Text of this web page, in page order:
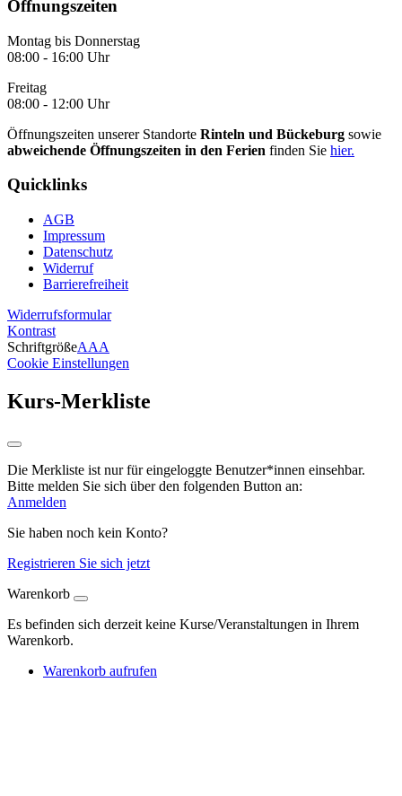
Öffnungszeiten
Montag bis Donnerstag
08:00 - 16:00 Uhr
Freitag
08:00 - 12:00 Uhr
Öffnungszeiten unserer Standorte Rinteln und Bückeburg sowie
abweichende Öffnungszeiten in den Ferien finden Sie hier.
Quicklinks
AGB
Impressum
Datenschutz
Widerruf
Barrierefreiheit
Widerrufsformular
Kontrast
SchriftgrößeAAA
Cookie Einstellungen
Kurs-Merkliste
Die Merkliste ist nur für eingeloggte Benutzer*innen einsehbar.
Bitte melden Sie sich über den folgenden Button an:
Anmelden
Sie haben noch kein Konto?
Registrieren Sie sich jetzt
Warenkorb
Es befinden sich derzeit keine Kurse/Veranstaltungen in Ihrem
Warenkorb.
Warenkorb aufrufen